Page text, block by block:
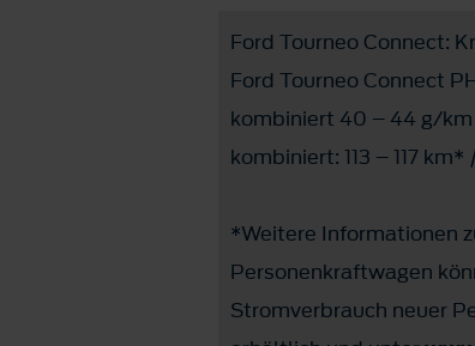
Ford Tourneo Connect:
Ford Tourneo Connect
kombiniert 40 – 44 g/km
kombiniert: 113 – 117 km*
*Weitere Informationen
Personenkraftwagen
Stromverbrauch neuer